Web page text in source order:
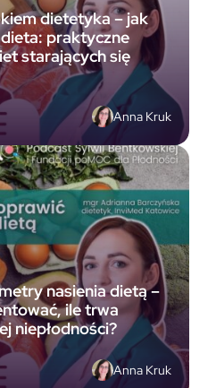
dietetyka – jak
praktyczne
starających się
Anna Kruk
nasienia dietą –
ile trwa
niepłodności?
Anna Kruk